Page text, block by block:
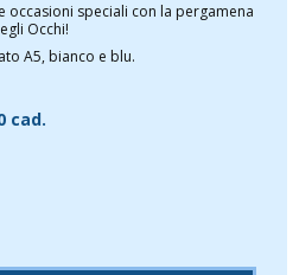
occasioni speciali con la pergamena
Occhi!
A5, bianco e blu.
cad.